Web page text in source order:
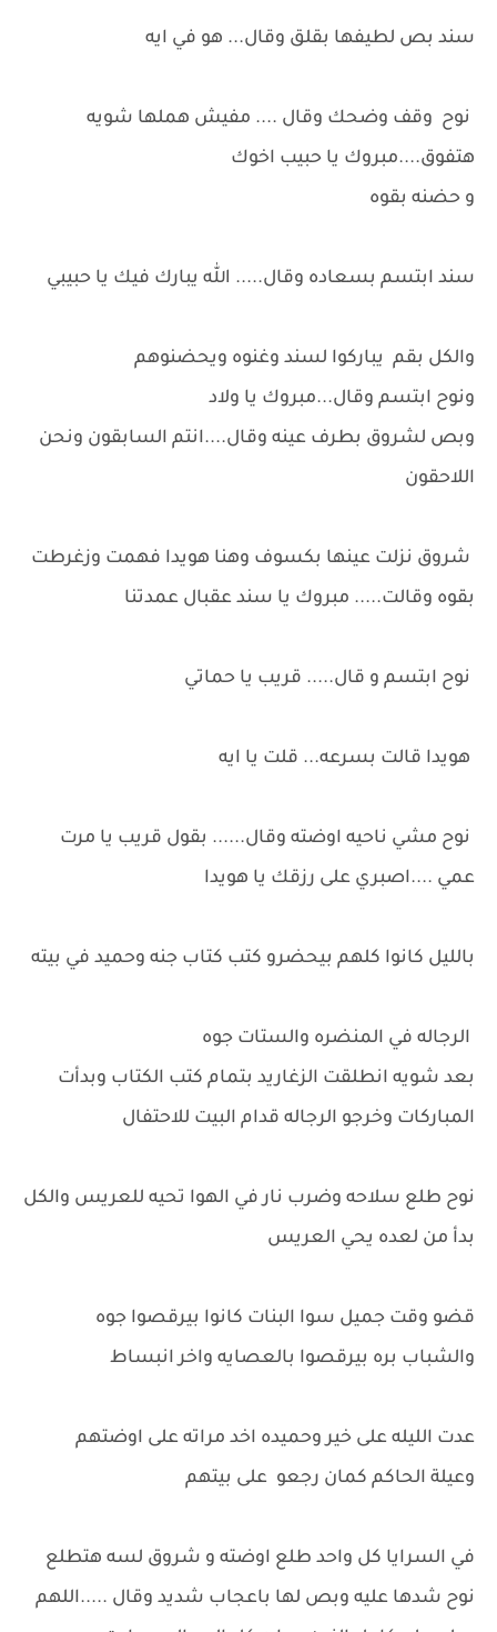
سند بص لطيفها بقلق وقال... هو في ايه
نوح وقف وضحك وقال .... مفيش هملها شويه
هتفوق....مبروك يا حبيب اخوك
و حضنه بقوه
سند ابتسم بسعاده وقال..... الله يبارك فيك يا حبيبي
والكل بقم يباركوا لسند وغنوه ويحضنوهم
ونوح ابتسم وقال...مبروك يا ولاد
وبص لشروق بطرف عينه وقال....انتم السابقون ونحن
اللاحقون
شروق نزلت عينها بكسوف وهنا هويدا فهمت وزغرطت
بقوه وقالت..... مبروك يا سند عقبال عمدتنا
نوح ابتسم و قال..... قريب يا حماتي
هويدا قالت بسرعه... قلت يا ايه
نوح مشي ناحيه اوضته وقال...... بقول قريب يا مرت
عمي ....اصبري على رزقك يا هويدا
بالليل كانوا كلهم بيحضرو كتب كتاب جنه وحميد في بيته
الرجاله في المنضره والستات جوه
بعد شويه انطلقت الزغاريد بتمام كتب الكتاب وبدأت
المباركات وخرجو الرجاله قدام البيت للاحتفال
نوح طلع سلاحه وضرب نار في الهوا تحيه للعريس والكل
بدأ من لعده يحي العريس
قضو وقت جميل سوا البنات كانوا بيرقصوا جوه
والشباب بره بيرقصوا بالعصايه واخر انبساط
عدت الليله على خير وحميده اخد مراته على اوضتهم
وعيلة الحاكم كمان رجعو على بيتهم
في السرايا كل واحد طلع اوضته و شروق لسه هتطلع
نوح شدها عليه وبص لها باعجاب شديد وقال .....اللهم